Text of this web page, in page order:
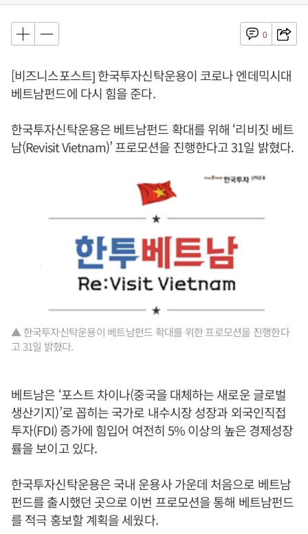
0
[비즈니스포스트] 한국투자신탁운용이 코로나 엔데믹시대
베트남펀드에 다시 힘을 준다.
한국투자신탁운용은 베트남펀드 확대를 위해 ‘리비짓 베트
남(Revisit Vietnam)’ 프로모션을 진행한다고 31일 밝혔다.
▲ 한국투자신탁운용이 베트남펀드 확대를 위한 프로모션을 진행한다
고 31일 밝혔다.
베트남은 ‘포스트 차이나(중국을 대체하는 새로운 글로벌
생산기지)’로 꼽히는 국가로 내수시장 성장과 외국인직접
투자(FDI) 증가에 힘입어 여전히 5% 이상의 높은 경제성장
률을 보이고 있다.
한국투자신탁운용은 국내 운용사 가운데 처음으로 베트남
펀드를 출시했던 곳으로 이번 프로모션을 통해 베트남펀드
를 적극 홍보할 계획을 세웠다.